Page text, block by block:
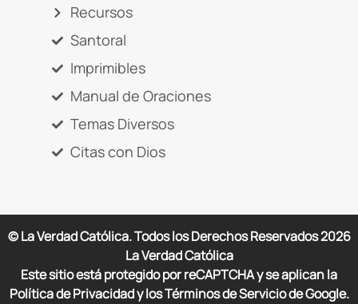
Recursos
Santoral
Imprimibles
Manual de Oraciones
Temas Diversos
Citas con Dios
© La Verdad Católica. Todos los Derechos Reservados2026
La Verdad Católica
Este sitio está protegido por reCAPTCHA y se aplican la
Política de Privacidad y los Términos de Servicio de Google.